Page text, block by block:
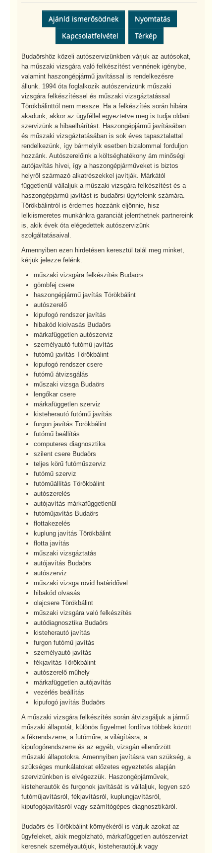
Ajánld ismerősödnek
Nyomtatás
Kapcsolatfelvétel
Térkép
Budaörshöz közeli autószervizünkben várjuk az autósokat,
ha műszaki vizsgára való felkészítést vennének igénybe,
valamint haszongépjármű javítással is rendelkezésre
állunk. 1994 óta foglalkozik autószervizünk műszaki
vizsgára felkészítéssel és műszaki vizsgáztatással
Törökbálinttól nem messze. Ha a felkészítés során hibára
akadunk, akkor az ügyféllel egyeztetve meg is tudja oldani
szervizünk a hibaelhárítást. Haszongépjármű javításában
és műszaki vizsgáztatásában is sok éves tapasztalattal
rendelkezünk, így bármelyik esetben bizalommal forduljon
hozzánk. Autószerelőink a költséghatékony ám minőségi
autójavítás hívei, így a haszongépjárműveket is biztos
helyről származó alkatrészekkel javítják. Márkától
függetlenül vállaljuk a műszaki vizsgára felkészítést és a
haszongépjármű javítást is budaörsi ügyfeleink számára.
Törökbálintról is érdemes hozzánk eljönnie, hisz
lelkiismeretes munkánkra garanciát jelenthetnek partnereink
is, akik évek óta elégedettek autószervizünk
szolgáltatásaival.
Amennyiben ezen hirdetésen keresztül talál meg minket,
kérjük jelezze felénk.
műszaki vizsgára felkészítés Budaörs
gömbfej csere
haszongépjármű javítás Törökbálint
autószerelő
kipufogó rendszer javítás
hibakód kiolvasás Budaörs
márkafüggetlen autószerviz
személyautó futómű javítás
futómű javítás Törökbálint
kipufogó rendszer csere
futómű átvizsgálás
műszaki vizsga Budaörs
lengőkar csere
márkafüggetlen szerviz
kisteherautó futómű javítás
furgon javítás Törökbálint
futómű beállítás
computeres diagnosztika
szilent csere Budaörs
teljes körű futóműszerviz
futómű szerviz
futóműállítás Törökbálint
autószerelés
autójavítás márkafüggetlenül
futóműjavítás Budaörs
flottakezelés
kuplung javítás Törökbálint
flotta javítás
műszaki vizsgáztatás
autójavítás Budaörs
autószerviz
műszaki vizsga rövid határidővel
hibakód olvasás
olajcsere Törökbálint
műszaki vizsgára való felkészítés
autódiagnosztika Budaörs
kisteherautó javítás
furgon futómű javítás
személyautó javítás
fékjavítás Törökbálint
autószerelő műhely
márkafüggetlen autójavítás
vezérlés beállítás
kipufogó javítás Budaörs
A műszaki vizsgára felkészítés során átvizsgáljuk a jármű
műszaki állapotát, különös figyelmet fordítva többek között
a fékrendszerre, a futóműre, a világításra, a
kipufogórendszerre és az egyéb, vizsgán ellenőrzött
műszaki állapotokra. Amennyiben javításra van szükség, a
szükséges munkálatokat előzetes egyeztetés alapján
szervizünkben is elvégezzük. Haszongépjárművek,
kisteherautók és furgonok javítását is vállaljuk, legyen szó
futóműjavításról, fékjavításról, kuplungjavításról,
kipufogójavításról vagy számítógépes diagnosztikáról.
Budaörs és Törökbálint környékéről is várjuk azokat az
ügyfeleket, akik megbízható, márkafüggetlen autószervizt
keresnek személyautójuk, kisteherautójuk vagy